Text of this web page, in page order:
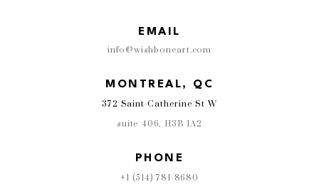
EMAIL
info@wishboneart.com
MONTREAL, QC
372 Saint-Catherine St W
suite 406, H3B 1A2
PHONE
+1 (514) 781-8680